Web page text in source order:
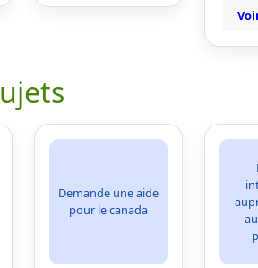
Demande une aide
pour le canada